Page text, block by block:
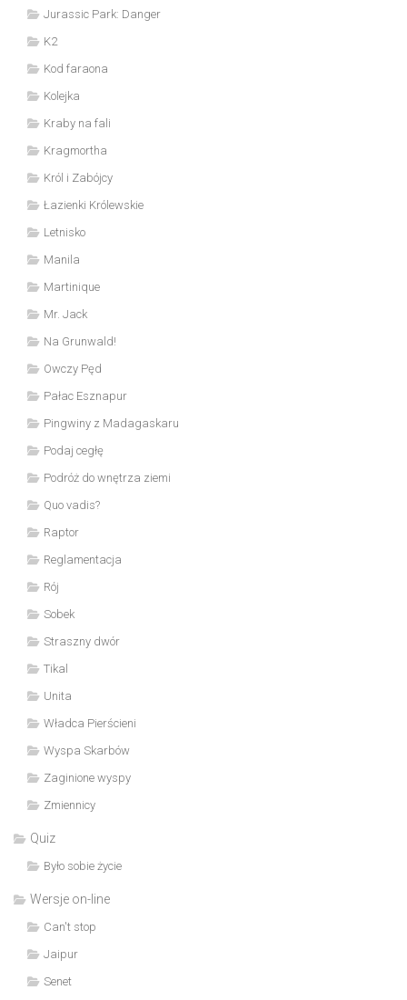
Jurassic Park: Danger
K2
Kod faraona
Kolejka
Kraby na fali
Kragmortha
Król i Zabójcy
Łazienki Królewskie
Letnisko
Manila
Martinique
Mr. Jack
Na Grunwald!
Owczy Pęd
Pałac Esznapur
Pingwiny z Madagaskaru
Podaj cegłę
Podróż do wnętrza ziemi
Quo vadis?
Raptor
Reglamentacja
Rój
Sobek
Straszny dwór
Tikal
Unita
Władca Pierścieni
Wyspa Skarbów
Zaginione wyspy
Zmiennicy
Quiz
Było sobie życie
Wersje on-line
Can't stop
Jaipur
Senet